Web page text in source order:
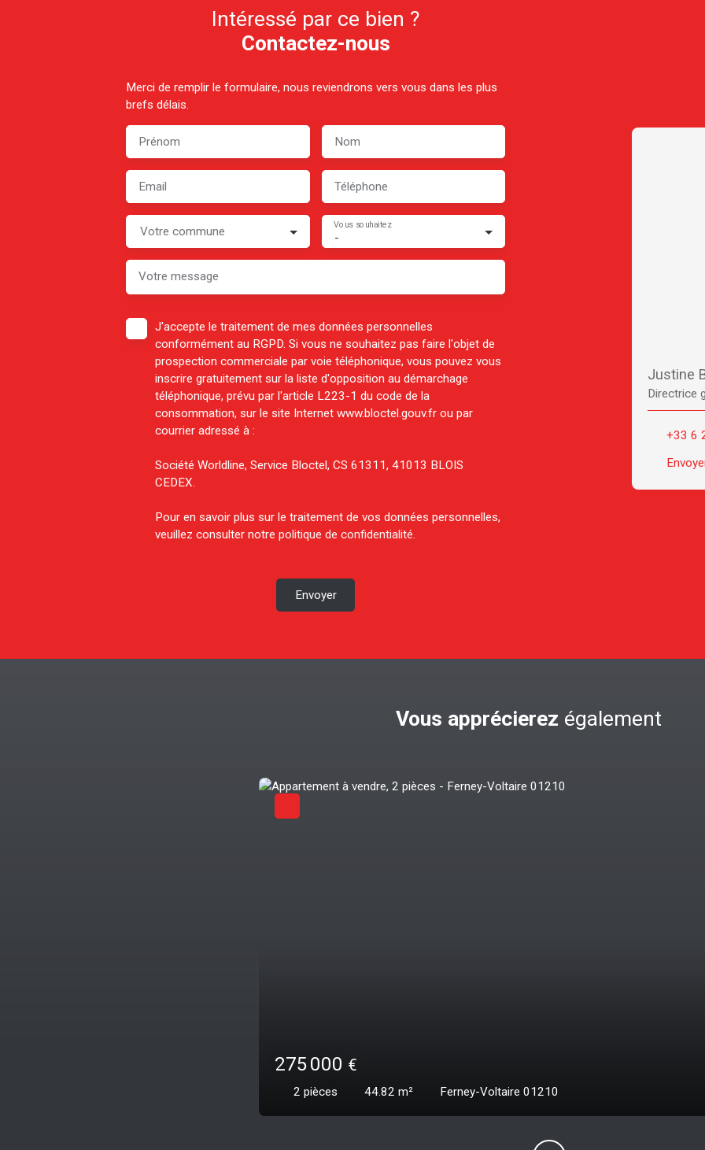
Intéressé par ce bien ?
Contactez-nous
Merci de remplir le formulaire, nous reviendrons vers vous dans les plus
brefs délais.
Prénom Nom
Email Téléphone
Votre commune -
Vous souhaitez
Votre message
J'accepte le traitement de mes données personnelles
conformément au RGPD. Si vous ne souhaitez pas faire l'objet de
prospection commerciale par voie téléphonique, vous pouvez vous
inscrire gratuitement sur la liste d'opposition au démarchage
téléphonique, prévu par l'article L223-1 du code de la
consommation, sur le site Internet www.bloctel.gouv.fr ou par
courrier adressé à :
Société Worldline, Service Bloctel, CS 61311, 41013 BLOIS
CEDEX.
Pour en savoir plus sur le traitement de vos données personnelles,
veuillez consulter notre politique de confidentialité.
Envoyer
Justine
Directrice
+33 6
Vous apprécierez également
485 000€
3pièces 69.41m² Ferney-Voltaire 01210